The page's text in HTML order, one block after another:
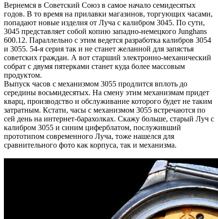
Вернемся в Советский Союз в самое начало семидесятых
годов. В то время на прилавки магазинов, торгующих часами,
попадают новые изделия от Луча с калибром 3045. По сути,
3045 представляет собой копию западно-немецкого Junghans
600.12. Параллельно с этим ведется разработка калибров 3054
и 3055. 54-я серия так и не станет желанной для запястья
советских граждан. А вот старший электронно-механический
собрат с двумя пятерками станет куда более массовым
продуктом.
Выпуск часов с механизмом 3055 продлится вплоть до
середины восьмидесятых. На смену этим механизмам придет
кварц, производство и обслуживание которого будет не таким
затратным. Кстати, часы с механизмом 3055 встречаются по
сей день на интернет-барахолках. Скажу больше, старый Луч с
калибром 3055 и синим циферблатом, послуживший
прототипом современного Луча, тоже нашелся для
сравнительного фото как корпуса, так и механизма.